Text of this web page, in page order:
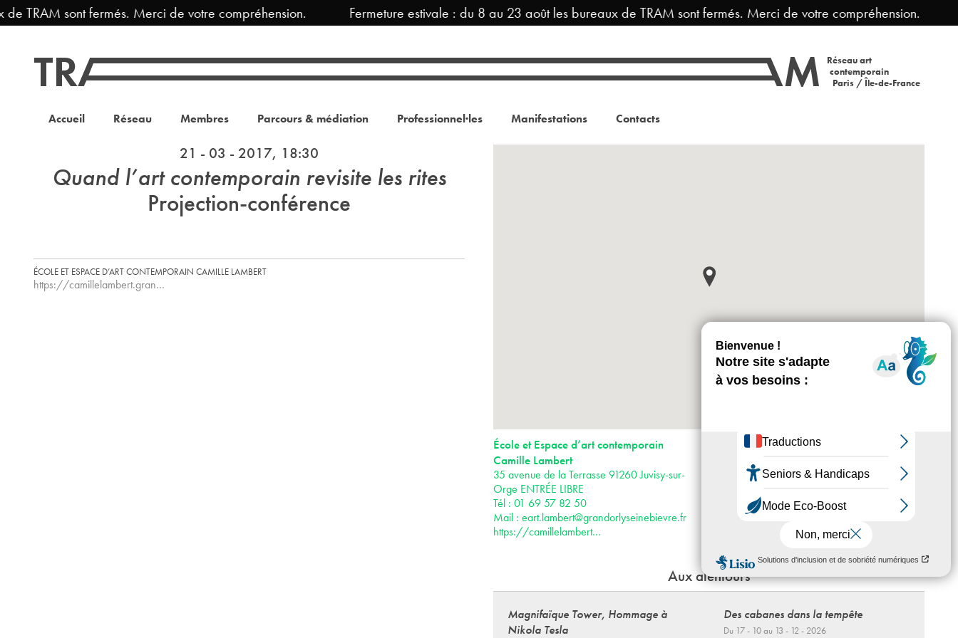
TRAM sont fermés. Merci de votre compréhension. Fermeture estivale : du 8 au 23 août les bureaux de TRAM sont fermés. Merci de votre compréhension.
Réseau art
contemporain
Paris / Île-de-France
Accueil Réseau Membres Parcours & médiation Professionnel·les Manifestations Contacts
21 - 03 - 2017, 18:30
Quand l’art contemporain revisite les rites
Projection-conférence
ÉCOLE ET ESPACE D’ART CONTEMPORAIN CAMILLE LAMBERT
https://camillelambert.gran…
École et Espace d’art contemporain
Camille Lambert
35 avenue de la Terrasse 91260 Juvisy-sur-
Orge ENTRÉE LIBRE
Tél : 01 69 57 82 50
Mail : eart.lambert@grandorlyseinebievre.fr
https://camillelambert…
Horaires : du mardi au samedi de 14h à 18h
· RER C et D
· Bus 385
· Voiture : autoroute A6 direction Orly puis
direction Évry par la N7
Aux alentours
Magnifaïque Tower, Hommage à
Nikola Tesla
Des cabanes dans la tempête
Du 17 - 10 au 13 - 12 - 2026